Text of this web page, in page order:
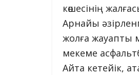
көшесінің
Арнайы
жолға жауапты
мекеме
Айта кетейік,